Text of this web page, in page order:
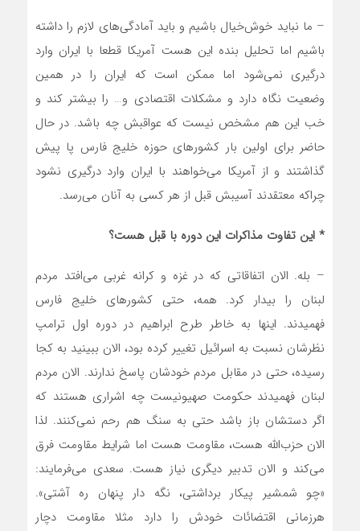
– ما نباید خوش‌خیال باشیم و باید آمادگی‌های لازم را داشته
باشیم اما تحلیل بنده این هست آمریکا قطعا با ایران وارد
درگیری نمی‌شود اما ممکن است که ایران را در همین
وضعیت نگاه دارد و مشکلات اقتصادی و… را بیشتر کند و
خب این هم مشخص نیست که عواقبش چه باشد. در حال
حاضر برای اولین بار کشورهای حوزه خلیج فارس پا پیش
گذاشتند و از آمریکا می‌خواهند با ایران وارد درگیری نشود
چراکه معتقدند آسیبش قبل از هر کسی به آنان می‌رسد.
* این تفاوت مذاکرات این دوره با قبل هست؟
– بله. الان اتفاقاتی که در غزه و کرانه غربی می‌افتد مردم
لبنان را بیدار کرد. همه، حتی کشورهای خلیج فارس
فهمیدند. اینها به خاطر طرح ابراهیم در دوره اول ترامپ
نظرشان نسبت به اسرائیل تغییر کرده بود، الان ببینید به کجا
رسیده، حتی در مقابل مردم خودشان پاسخ ندارند. الان مردم
لبنان فهمیدند حکومت صهیونیست چه اشراری هستند که
اگر دستشان باز باشد حتی به سنگ هم رحم نمی‌کنند. لذا
الان حزب‌الله هست، مقاومت هست اما شرایط مقاومت فرق
می‌کند و الان تدبیر دیگری نیاز هست. سعدی می‌فرمایند:
«چو شمشیر پیکار برداشتی، نگه دار پنهان ره آشتی».
هرزمانی اقتضائات خودش را دارد مثلا مقاومت دچار